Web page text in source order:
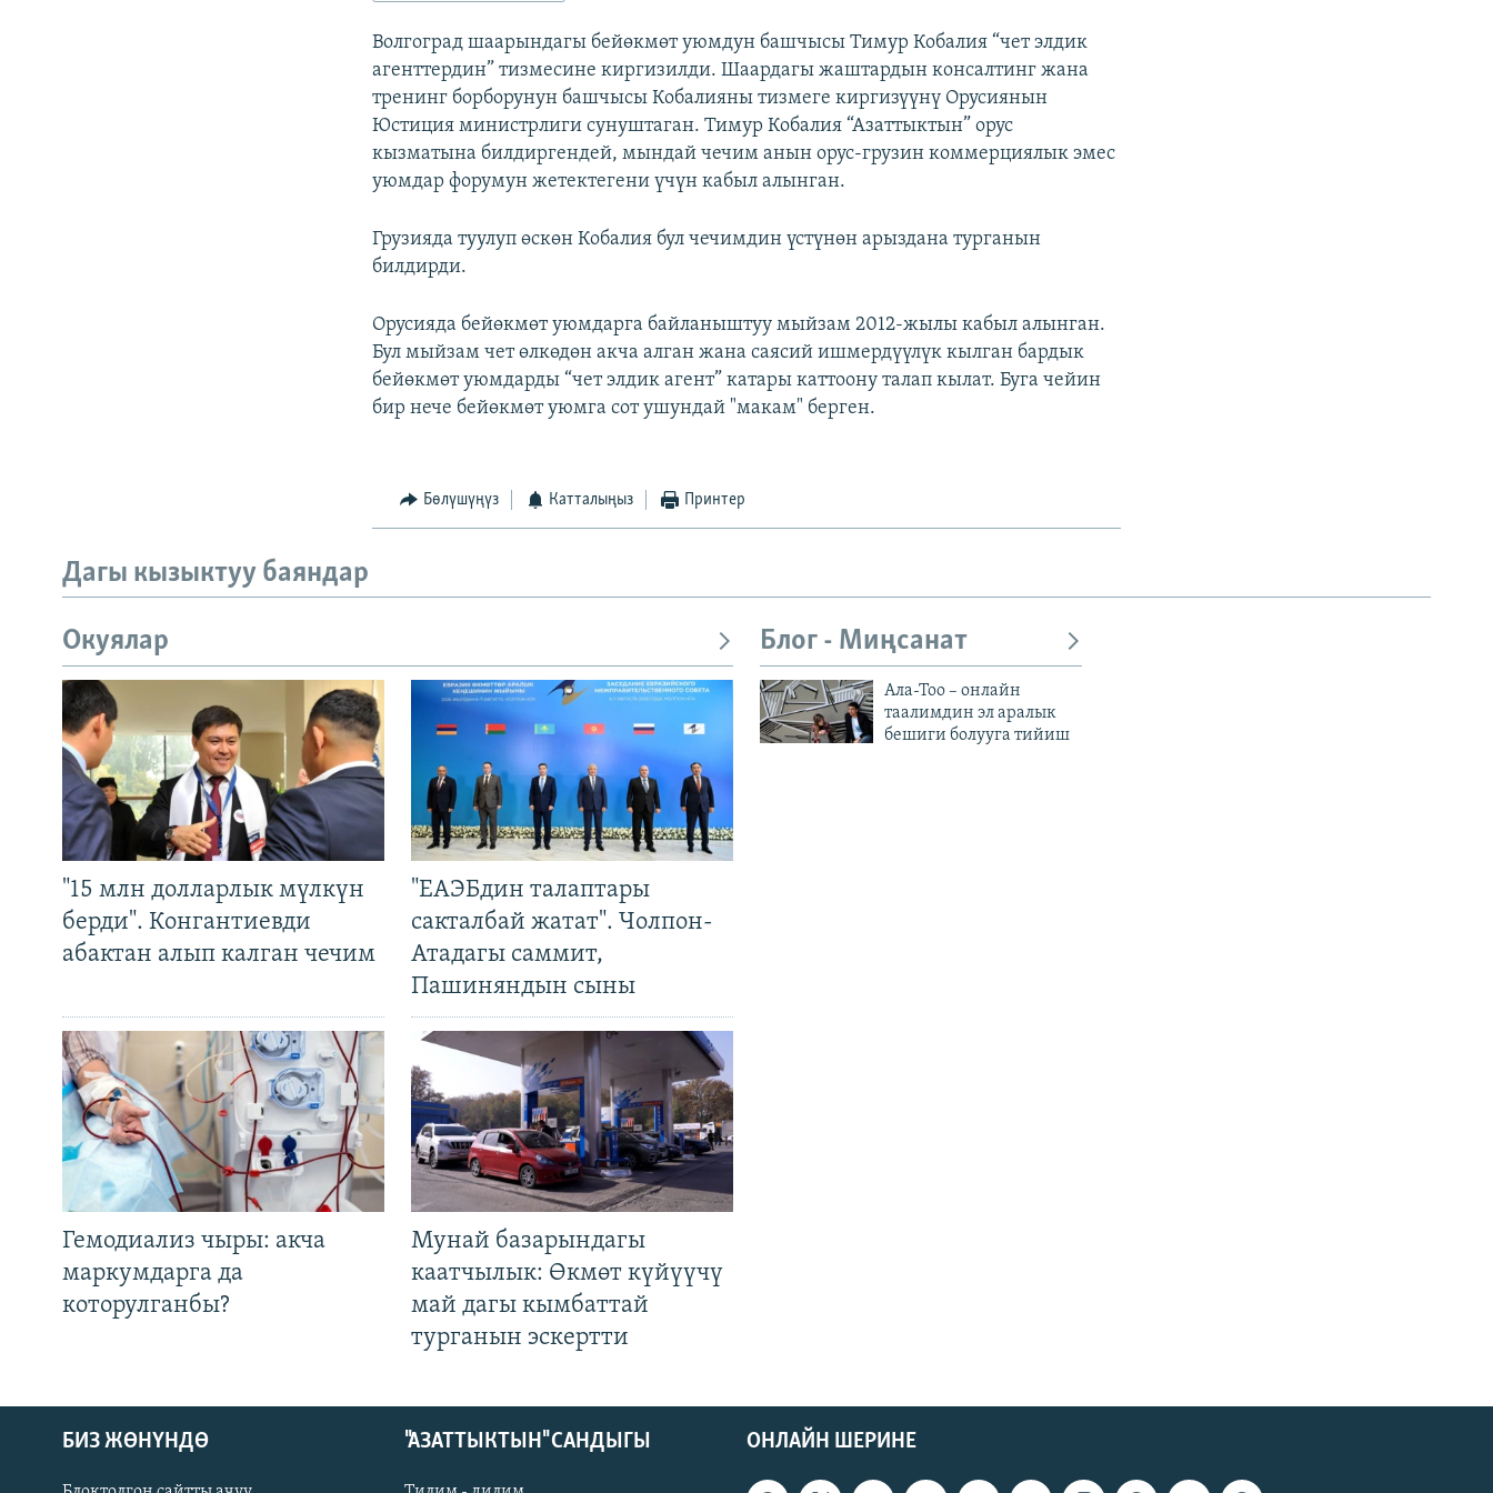
Волгоград шаарындагы бейөкмөт уюмдун башчысы Тимур Кобалия “чет элдик
агенттердин” тизмесине киргизилди. Шаардагы жаштардын консалтинг жана
тренинг борборунун башчысы Кобалияны тизмеге киргизүүнү Орусиянын
Юстиция министрлиги сунуштаган. Тимур Кобалия “Азаттыктын” орус
кызматына билдиргендей, мындай чечим анын орус-грузин коммерциялык эмес
уюмдар форумун жетектегени үчүн кабыл алынган.
Грузияда туулуп өскөн Кобалия бул чечимдин үстүнөн арыздана турганын
билдирди.
Орусияда бейөкмөт уюмдарга байланыштуу мыйзам 2012-жылы кабыл алынган.
Бул мыйзам чет өлкөдөн акча алган жана саясий ишмердүүлүк кылган бардык
бейөкмөт уюмдарды “чет элдик агент” катары каттоону талап кылат. Буга чейин
бир нече бейөкмөт уюмга сот ушундай "макам" берген.
Бөлүшүңүз Катталыңыз Принтер
Дагы кызыктуу баяндар
Окуялар
"15 млн долларлык мүлкүн
берди". Конгантиевди
абактан алып калган чечим
"ЕАЭБдин талаптары
сакталбай жатат". Чолпон-
Атадагы саммит,
Пашиняндын сыны
Гемодиализ чыры: акча
маркумдарга да
которулганбы?
Мунай базарындагы
каатчылык: Өкмөт күйүүчү
май дагы кымбаттай
турганын эскертти
Блог - Миңсанат
Ала-Тоо – онлайн
таалимдин эл аралык
бешиги болууга тийиш
ОНЛАЙН ШЕРИНЕ
БИЗ ЖӨНҮНДӨ "АЗАТТЫКТЫН" САНДЫГЫ